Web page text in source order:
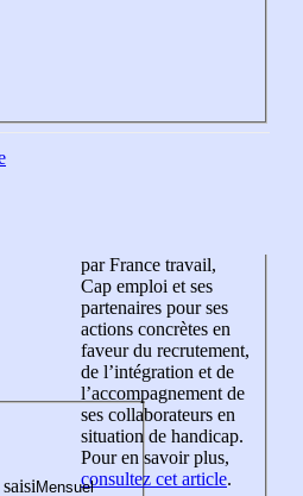
par France travail,
Cap emploi et ses
partenaires pour ses
actions concrètes en
faveur du recrutement,
de l’intégration et de
l’accompagnement de
ses collaborateurs en
situation de handicap.
Pour en savoir plus,
consultez cet article.